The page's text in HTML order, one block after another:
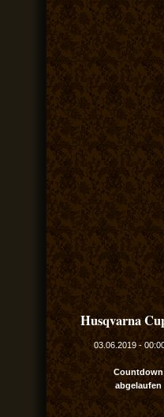
Husqvarna
03.06.2019 -
Countdown
abgelaufen